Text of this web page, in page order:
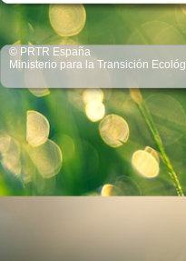
© PRTR España
Ministerio para la Transición